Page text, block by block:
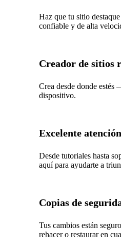
Haz que tu sitio
confiable y de alta
Creador de sitios
Crea desde donde estés
dispositivo.
Excelente
Desde tutoriales hasta
aquí para ayudarte a
Copias de
Tus cambios están
rehacer o restaurar en